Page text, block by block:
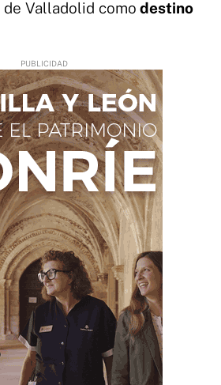
Valladolid como destino